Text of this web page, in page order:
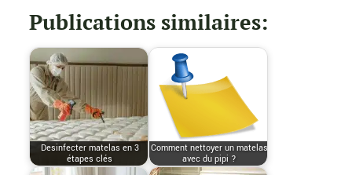
Publications similaires:
Desinfecter matelas en 3
étapes clés
Comment nettoyer un matelas
avec du pipi ?